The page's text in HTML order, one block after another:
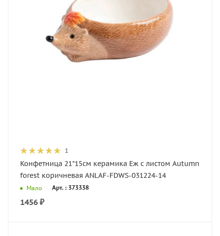
1
Конфетница 21*15см керамика Еж с листом Autumn
forest коричневая ANLAF-FDWS-031224-14
Мало Арт. : 373338
1456 ₽